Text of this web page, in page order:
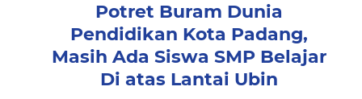
Potret Buram Dunia
Pendidikan Kota Padang,
Masih Ada Siswa SMP Belajar
Di atas Lantai Ubin